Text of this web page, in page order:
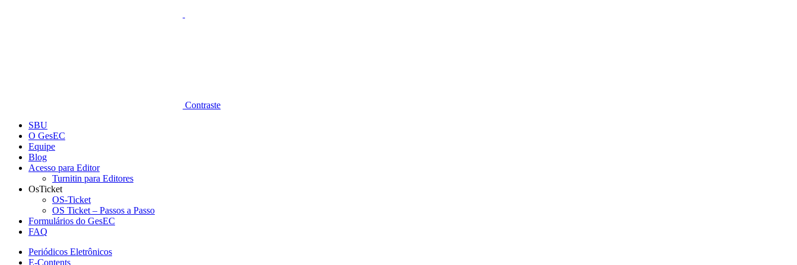
Contraste
SBU
O GesEC
Equipe
Blog
Acesso para Editor
Turnitin para Editores
OsTicket
OS-Ticket
OS Ticket – Passos a Passo
Formulários do GesEC
FAQ
Periódicos Eletrônicos
E-Contents